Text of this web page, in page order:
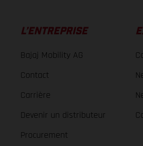
L’ENTREPRISE
Bajaj Mobility AG
Contact
Carrière
Devenir un distributeur
Procurement